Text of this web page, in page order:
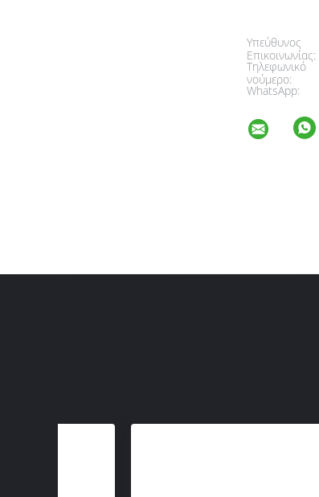
Υπεύθυνος
Επικοινωνίας:
Τηλεφωνικό
νούμερο:
WhatsApp: